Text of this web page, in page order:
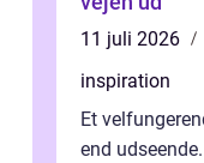
11 juli 2026
inspiration
Et
end